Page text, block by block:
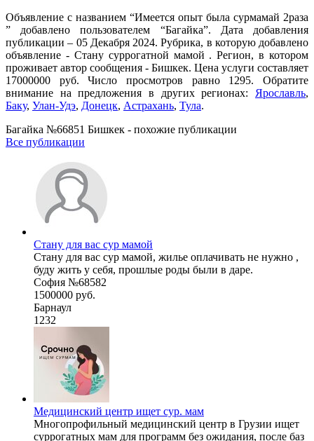
Объявление с названием “Имеется опыт была сурмамай 2раза
” добавлено пользователем “Багайка”. Дата добавления
публикации – 05 Декабря 2024. Рубрика, в которую добавлено
объявление - Cтану суррогатной мамой . Регион, в котором
проживает автор сообщения - Бишкек. Цена услуги составляет
17000000 руб. Число просмотров равно 1295. Обратите
внимание на предложения в других регионах: Ярославль,
Баку, Улан-Удэ, Донецк, Астрахань, Тула.
Багайка №66851 Бишкек - похожие публикации
Все публикации
Стану для вас сур мамой
Стану для вас сур мамой, жилье оплачивать не нужно ,
буду жить у себя, прошлые роды были в даре.
София №68582
1500000 руб.
Барнаул
1232
Медицинский центр ищет сур. мам
Многопрофильный медицинский центр в Грузии ищет
суррогатных мам для программ без ожидания, после баз